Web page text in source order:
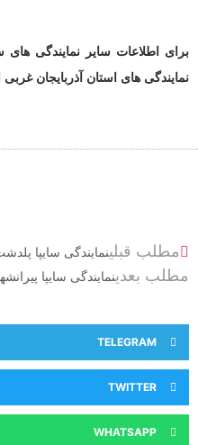
برای اطلاعات سایر نمایندگی های
نمایندگی های استان آذربایجان غربی
مطلب قبلینمایندگی سایپا پلدشت
مطلب بعدینمایندگی سایپا پیرانشهر
TELEGRAM
TWITTER
WHATSAPP